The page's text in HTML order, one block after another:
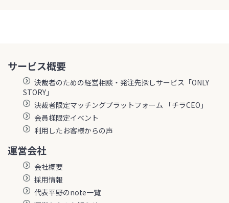
サービス概要
決裁者のための経営相談・発注先探しサービス「ONLY
STORY」
決裁者限定マッチングプラットフォーム 「チラCEO」
会員様限定イベント
利用したお客様からの声
運営会社
会社概要
採用情報
代表平野のnote一覧